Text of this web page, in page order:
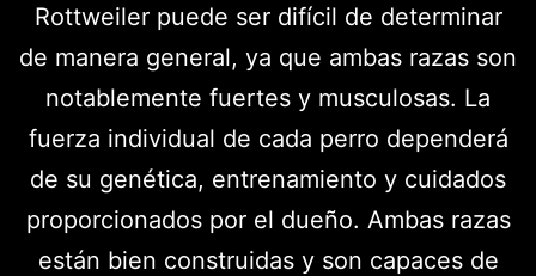
Rottweiler puede ser difícil de determinar
de manera general, ya que ambas razas son
notablemente fuertes y musculosas. La
fuerza individual de cada perro dependerá
de su genética, entrenamiento y cuidados
proporcionados por el dueño. Ambas razas
están bien construidas y son capaces de